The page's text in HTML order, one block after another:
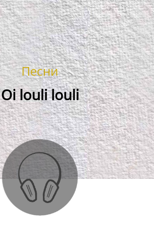
Песни
Oi louli louli